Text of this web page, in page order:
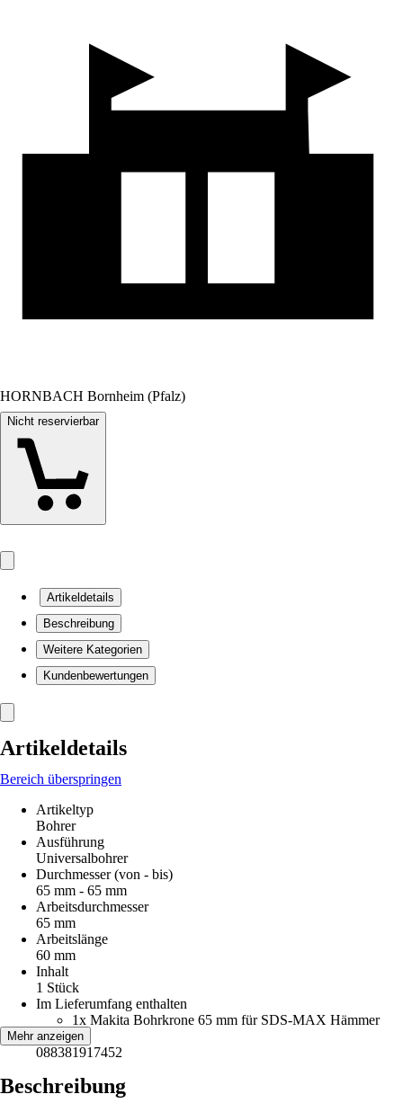
HORNBACH Bornheim (Pfalz)
Nicht reservierbar
Artikeldetails
Beschreibung
Weitere Kategorien
Kundenbewertungen
Artikeldetails
Bereich überspringen
Artikeltyp
Bohrer
Ausführung
Universalbohrer
Durchmesser (von - bis)
65 mm - 65 mm
Arbeitsdurchmesser
65 mm
Arbeitslänge
60 mm
Inhalt
1 Stück
Im Lieferumfang enthalten
1x Makita Bohrkrone 65 mm für SDS-MAX Hämmer
EAN
088381917452
Mehr anzeigen
Beschreibung